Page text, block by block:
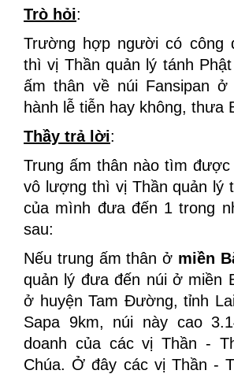
Trò hỏi:
Trường hợp người có công
thì vị Thần quản lý tánh
ấm thân về núi Fansipan ở
hành lễ tiễn hay không, thưa
Thầy trả lời:
Trung ấm thân nào tìm
vô lượng thì vị Thần quản lý
của mình đưa đến 1 trong
sau:
Nếu trung ấm thân ở miền
quản lý đưa đến núi ở miền
ở huyện Tam Đường, tỉnh
Sapa 9km, núi này cao
doanh của các vị Thần -
Chúa. Ở đây các vị Thần -